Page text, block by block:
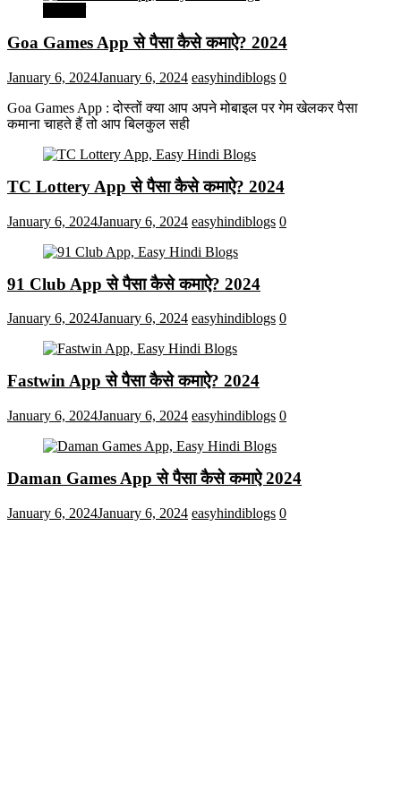
Goa Games App से पैसा कैसे कमाऐ? 2024
January 6, 2024January 6, 2024 easyhindiblogs 0
Goa Games App : दोस्तों क्या आप अपने मोबाइल पर गेम खेलकर पैसा
कमाना चाहते हैं तो आप बिलकुल सही
TC Lottery App से पैसा कैसे कमाऐ? 2024
January 6, 2024January 6, 2024 easyhindiblogs 0
91 Club App से पैसा कैसे कमाऐ? 2024
January 6, 2024January 6, 2024 easyhindiblogs 0
Fastwin App से पैसा कैसे कमाऐ? 2024
January 6, 2024January 6, 2024 easyhindiblogs 0
Daman Games App से पैसा कैसे कमाऐ 2024
January 6, 2024January 6, 2024 easyhindiblogs 0